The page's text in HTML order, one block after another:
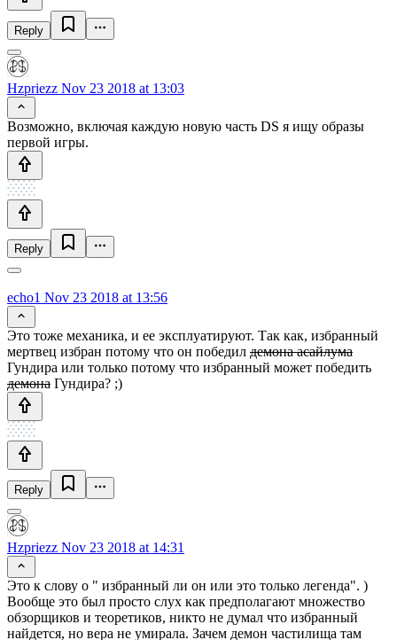
Reply
Hzpriezz Nov 23 2018 at 13:03
Возможно, включая каждую новую часть DS я ищу образы
первой игры.
Reply
echo1 Nov 23 2018 at 13:56
Это тоже механика, и ее эксплуатируют. Так как, избранный
мертвец избран потому что он победил демона асайлума
Гундира или только потому что избранный может победить
демона Гундира? ;)
Reply
Hzpriezz Nov 23 2018 at 14:31
Это к слову о " избранный ли он или это только легенда". )
Вообще это был просто слух как предполагают множество
обзорщиков и теоретиков, никто не думал что избранный
найдется, но вера не умирала. Зачем демон частилища там